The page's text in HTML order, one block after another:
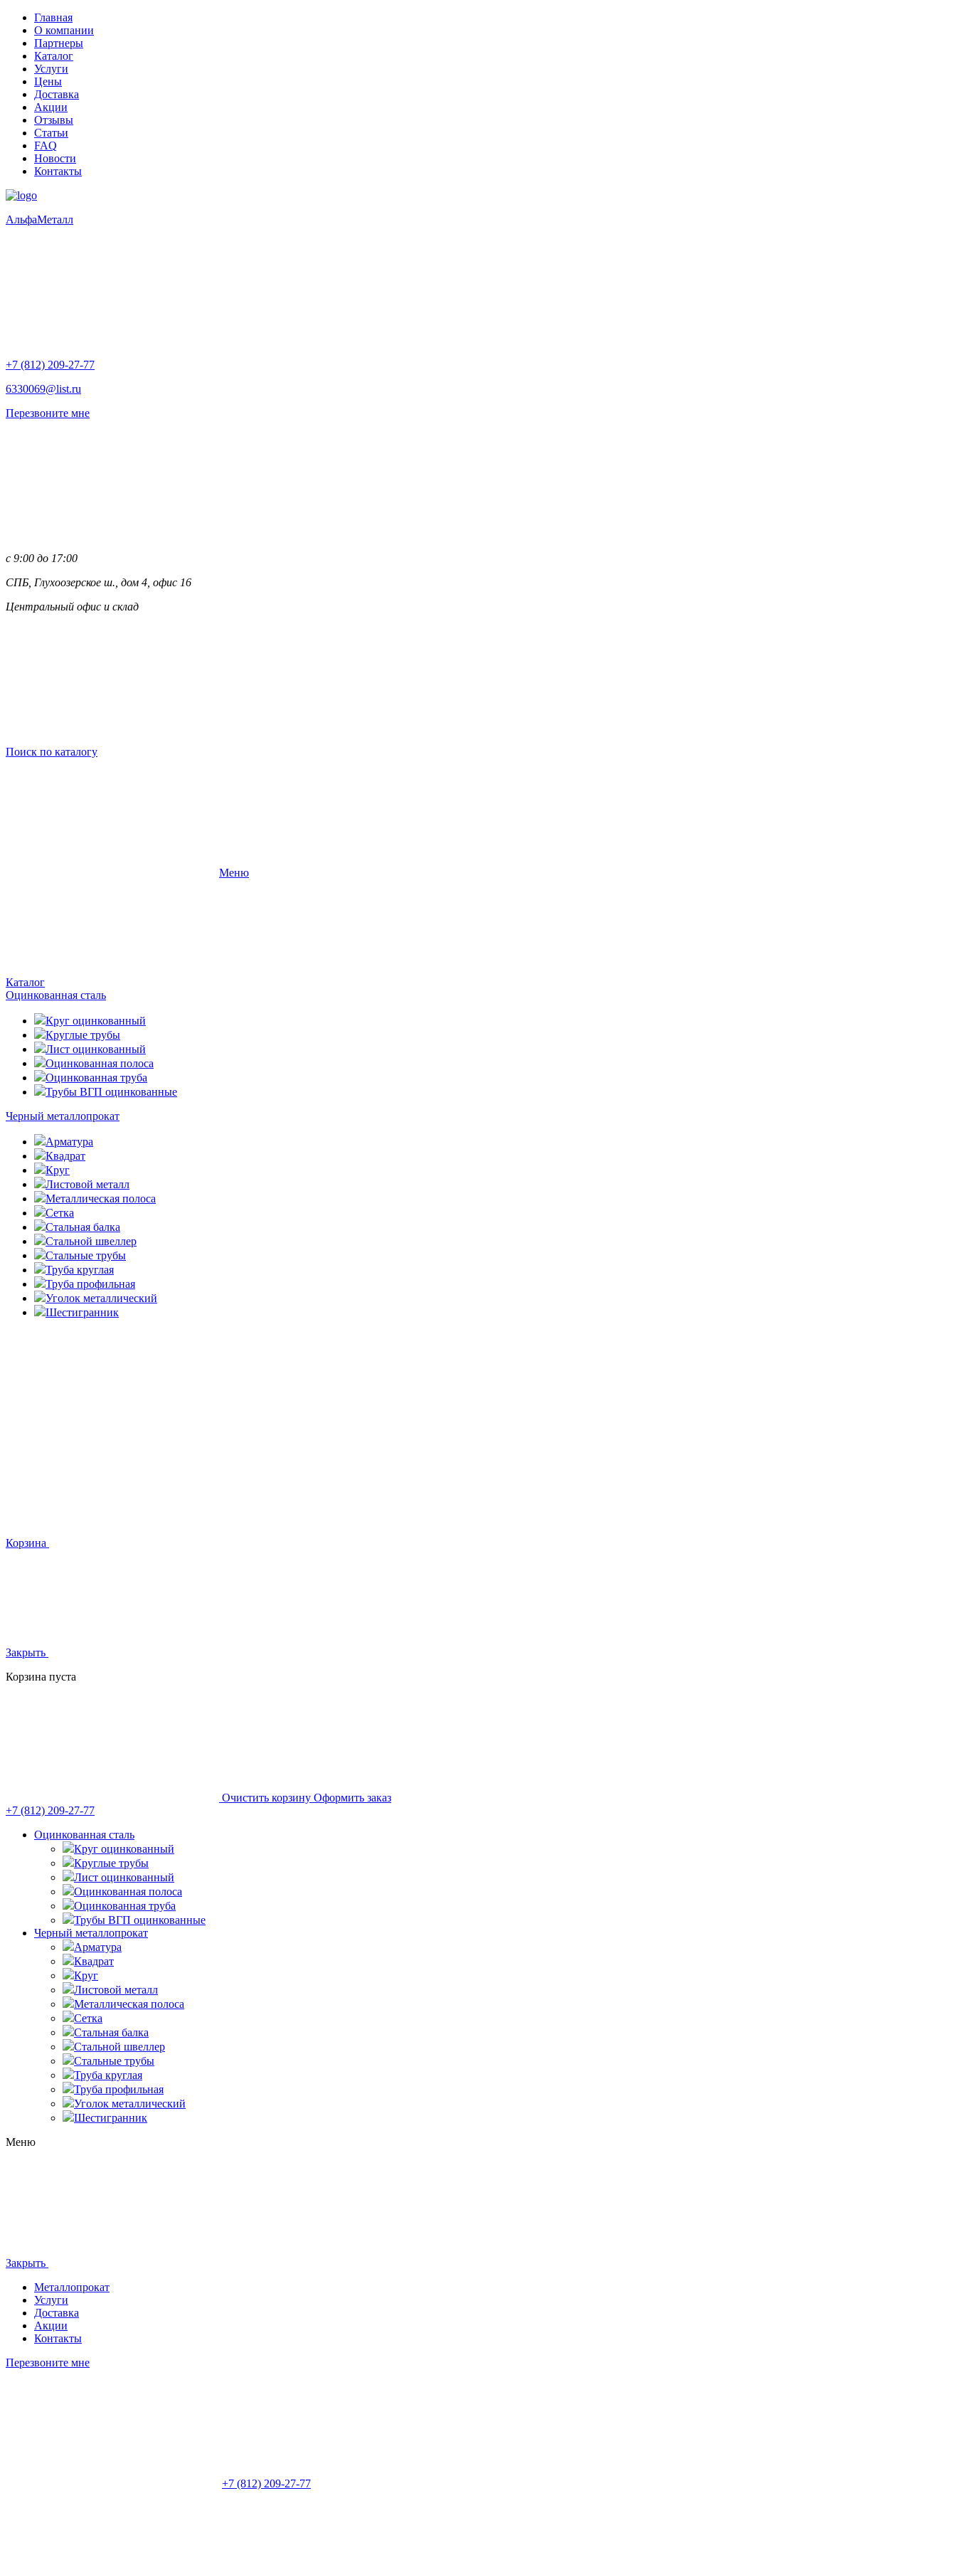
Главная
О компании
Партнеры
Каталог
Услуги
Цены
Доставка
Акции
Отзывы
Статьи
FAQ
Новости
Контакты
АльфаМеталл
+7 (812) 209-27-77
6330069@list.ru
Перезвоните мне
с 9:00 до 17:00
СПБ, Глухоозерское ш., дом 4, офис 16
Центральный офис и склад
Поиск по каталогу
Меню
Каталог
Оцинкованная сталь
Круг оцинкованный
Круглые трубы
Лист оцинкованный
Оцинкованная полоса
Оцинкованная труба
Трубы ВГП оцинкованные
Черный металлопрокат
Арматура
Квадрат
Круг
Листовой металл
Металлическая полоса
Сетка
Стальная балка
Стальной швеллер
Стальные трубы
Труба круглая
Труба профильная
Уголок металлический
Шестигранник
Корзина
Закрыть
Корзина пуста
Очистить корзину Оформить заказ
+7 (812) 209-27-77
Оцинкованная сталь
Круг оцинкованный
Круглые трубы
Лист оцинкованный
Оцинкованная полоса
Оцинкованная труба
Трубы ВГП оцинкованные
Черный металлопрокат
Арматура
Квадрат
Круг
Листовой металл
Металлическая полоса
Сетка
Стальная балка
Стальной швеллер
Стальные трубы
Труба круглая
Труба профильная
Уголок металлический
Шестигранник
Меню
Закрыть
Металлопрокат
Услуги
Доставка
Акции
Контакты
Перезвоните мне
+7 (812) 209-27-77